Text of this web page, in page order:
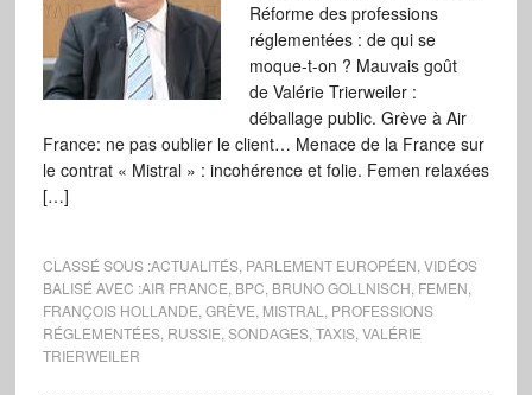
Réforme des professions
réglementées : de qui se
moque-t-on ? Mauvais goût
de Valérie Trierweiler :
déballage public. Grève à Air
France: ne pas oublier le client… Menace de la France sur
le contrat « Mistral » : incohérence et folie. Femen relaxées
[…]
CLASSÉ SOUS :ACTUALITÉS, PARLEMENT EUROPÉEN VIDÉOS
BALISÉ AVEC :AIR FRANCE BPC BRUNO GOLLNISCH FEMEN
FRANÇOIS HOLLANDE GRÈVE MISTRAL
PROFESSIONS
RÉGLEMENTÉES, RUSSIE SONDAGES, TAXIS, VALÉRIE
TRIERWEILER